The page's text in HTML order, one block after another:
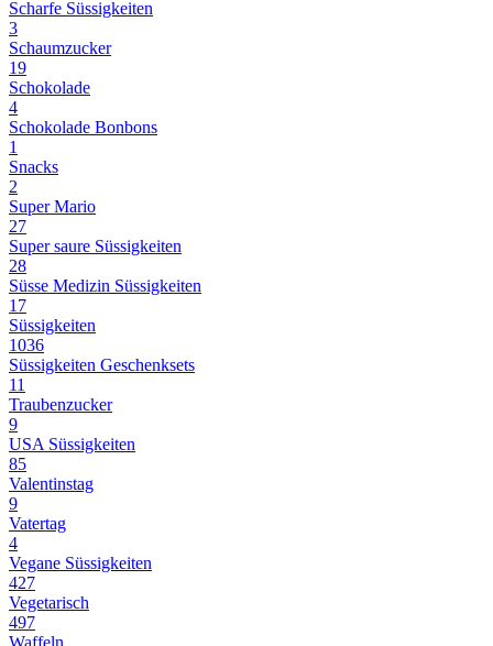
Scharfe Süssigkeiten
3
Schaumzucker
19
Schokolade
4
Schokolade Bonbons
1
Snacks
2
Super Mario
27
Super saure Süssigkeiten
28
Süsse Medizin Süssigkeiten
17
Süssigkeiten
1036
Süssigkeiten Geschenksets
11
Traubenzucker
9
USA Süssigkeiten
85
Valentinstag
9
Vatertag
4
Vegane Süssigkeiten
427
Vegetarisch
497
Waffeln